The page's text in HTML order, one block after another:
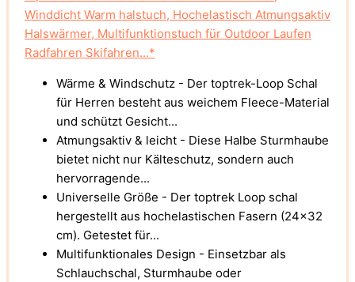
Winddicht Warm halstuch, Hochelastisch Atmungsaktiv
Halswärmer, Multifunktionstuch für Outdoor Laufen
Radfahren Skifahren...*
Wärme & Windschutz - Der toptrek-Loop Schal
für Herren besteht aus weichem Fleece-Material
und schützt Gesicht...
Atmungsaktiv & leicht - Diese Halbe Sturmhaube
bietet nicht nur Kälteschutz, sondern auch
hervorragende...
Universelle Größe - Der toptrek Loop schal
hergestellt aus hochelastischen Fasern (24x32
cm). Getestet für...
Multifunktionales Design - Einsetzbar als
Schlauchschal, Sturmhaube oder